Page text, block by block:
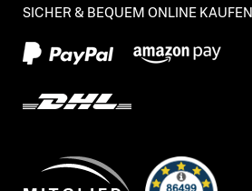
SICHER & BEQUEM ONLINE KAUFEN